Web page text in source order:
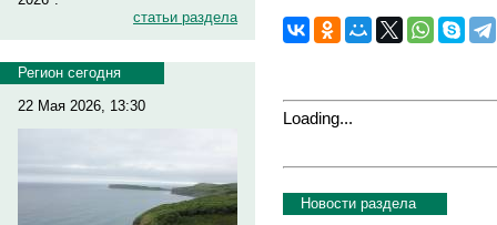
статьи раздела
Регион сегодня
22 Мая 2026, 13:30
Loading...
Новости раздела